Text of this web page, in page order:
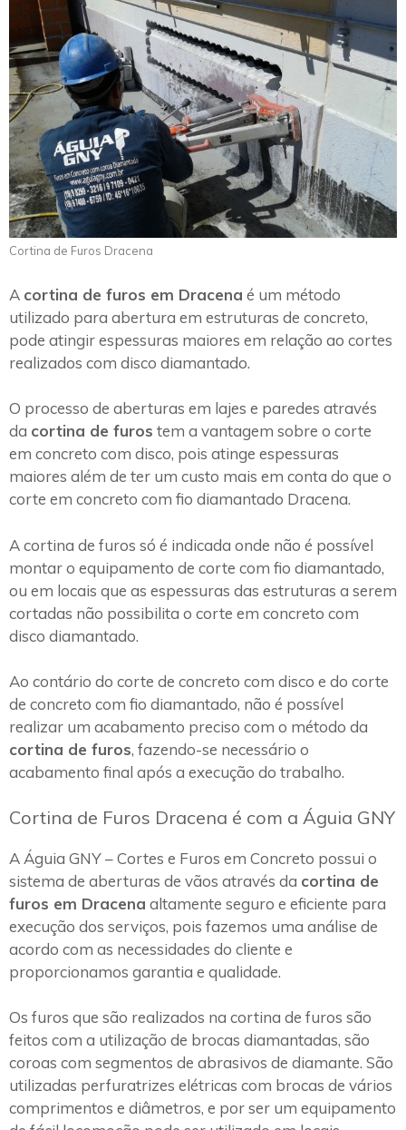
Cortina de Furos Dracena
A cortina de furos em Dracena é um método
utilizado para abertura em estruturas de concreto,
pode atingir espessuras maiores em relação ao cortes
realizados com disco diamantado.
O processo de aberturas em lajes e paredes através
da cortina de furos tem a vantagem sobre o corte
em concreto com disco, pois atinge espessuras
maiores além de ter um custo mais em conta do que o
corte em concreto com fio diamantado Dracena.
A cortina de furos só é indicada onde não é possível
montar o equipamento de corte com fio diamantado,
ou em locais que as espessuras das estruturas a serem
cortadas não possibilita o corte em concreto com
disco diamantado.
Ao contário do corte de concreto com disco e do corte
de concreto com fio diamantado, não é possível
realizar um acabamento preciso com o método da
cortina de furos, fazendo-se necessário o
acabamento final após a execução do trabalho.
Cortina de Furos Dracena é com a Águia GNY
A Águia GNY – Cortes e Furos em Concreto possui o
sistema de aberturas de vãos através da cortina de
furos em Dracena altamente seguro e eficiente para
execução dos serviços, pois fazemos uma análise de
acordo com as necessidades do cliente e
proporcionamos garantia e qualidade.
Os furos que são realizados na cortina de furos são
feitos com a utilização de brocas diamantadas, são
coroas com segmentos de abrasivos de diamante. São
utilizadas perfuratrizes elétricas com brocas de vários
comprimentos e diâmetros, e por ser um equipamento